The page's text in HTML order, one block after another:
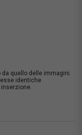
da quello delle immagini.
identiche